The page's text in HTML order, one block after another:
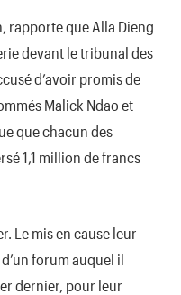
rapporte que Alla Dieng
devant le tribunal des
d’avoir promis de
Malick Ndao et
que chacun des
1,1 million de francs
Le mis en cause leur
forum auquel il
dernier, pour leur